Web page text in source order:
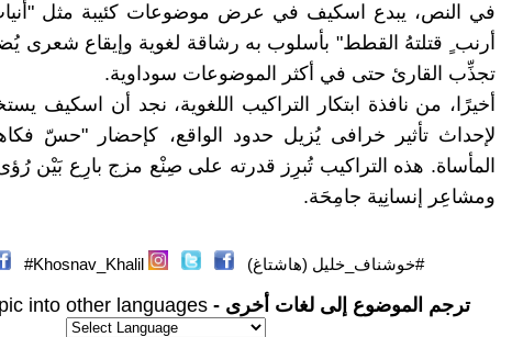
في النص، يبدع اسكيف في عرض موضوعات كئيبة مثل
أرنب ٍ قتلتهُ القطط" بأسلوب به رشاقة لغوية وإيقاع شعرى
تجذِّب القارئ حتى في أكثر الموضوعات سوداوية.
أخيرًا، من نافذة ابتكار التراكيب اللغوية، نجد أن اسكيف
لإحداث تأثير خرافى يُزيل حدود الواقع، كإحضار "حسّ
المأساة. هذه التراكيب تُبرِز قدرته على صِنْع مزج بارِع بَيْن
ومشاعِر إنسانِية جامِحَة.
#خوشناف_خليل (هاشتاغ) Khosnav_Khalil#
ترجم الموضوع إلى لغات أخرى - into other languages